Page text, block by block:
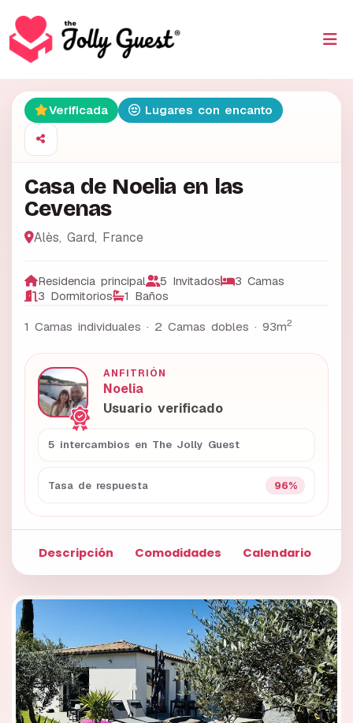
Verificada Lugares con encanto
Casa de Noelia en las
Cevenas
Alès, Gard, France
Residencia principal 5 Invitados
3 Camas
3 Dormitorios
1 Baños
1 Camas individuales · 2 Camas dobles · 93m2
ANFITRIÓN
Noelia
Usuario verificado
5 intercambios en The Jolly Guest
Tasa de respuesta 96%
Descripción Comodidades Calendario